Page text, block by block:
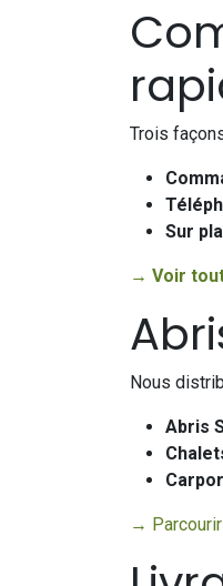
Trois
Sur
→ Voir
Nous
Abris
→